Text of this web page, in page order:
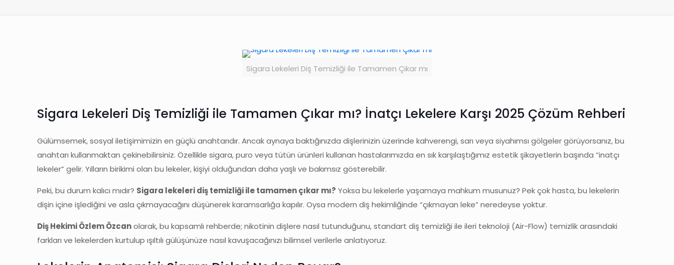
Sigara Lekeleri Diş Temizliği ile Tamamen Çıkar mı
Sigara Lekeleri Diş Temizliği ile Tamamen Çıkar mı? İnatçı Lekelere Karşı 2025 Çözüm Rehberi
Gülümsemek, sosyal iletişimimizin en güçlü anahtarıdır. Ancak aynaya baktığınızda dişlerinizin üzerinde kahverengi, sarı veya siyahımsı gölgeler görüyorsanız, bu
anahtarı kullanmaktan çekinebilirsiniz. Özellikle sigara, puro veya tütün ürünleri kullanan hastalarımızda en sık karşılaştığımız estetik şikayetlerin başında “inatçı
lekeler” gelir. Yılların birikimi olan bu lekeler, kişiyi olduğundan daha yaşlı ve bakımsız gösterebilir.
Peki, bu durum kalıcı mıdır? Sigara lekeleri diş temizliği ile tamamen çıkar mı? Yoksa bu lekelerle yaşamaya mahkum musunuz? Pek çok hasta, bu lekelerin
dişin içine işlediğini ve asla çıkmayacağını düşünerek karamsarlığa kapılır. Oysa modern diş hekimliğinde “çıkmayan leke” neredeyse yoktur.
Diş Hekimi Özlem Özcanolarak, bu kapsamlı rehberde; nikotinin dişlere nasıl tutunduğunu, standart diş temizliği ile ileri teknoloji (Air-Flow) temizlik arasındaki
farkları ve lekelerden kurtulup ışıltılı gülüşünüze nasıl kavuşacağınızı bilimsel verilerle anlatıyoruz.